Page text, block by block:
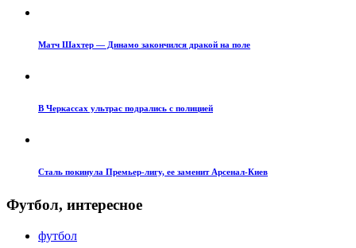
Матч Шахтер — Динамо закончился дракой на поле
В Черкассах ультрас подрались с полицией
Сталь покинула Премьер-лигу, ее заменит Арсенал-Киев
Футбол, интересное
футбол